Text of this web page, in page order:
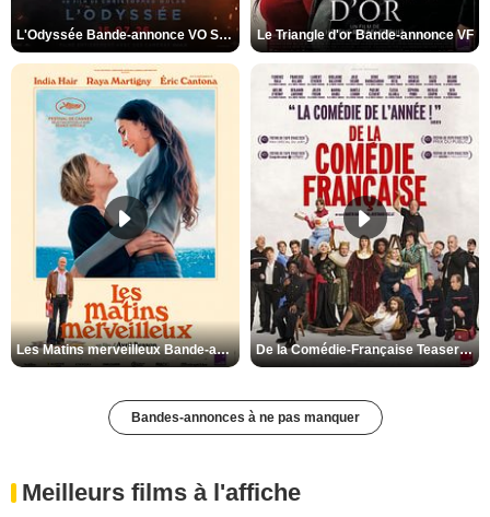
L'Odyssée Bande-annonce VO STFR Le Triangle d'or Bande-annonce VF
Les Matins merveilleux Bande-annonce VF De la Comédie-Française Teaser VF
Bandes-annonces à ne pas manquer
Meilleurs films à l'affiche